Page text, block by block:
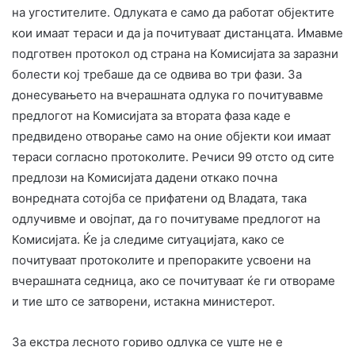
на угостителите. Одлуката е само да работат објектите
кои имаат тераси и да ја почитуваат дистанцата. Имавме
подготвен протокол од страна на Комисијата за заразни
болести кој требаше да се одвива во три фази. За
донесувањето на вчерашната одлука го почитувавме
предлогот на Комисијата за втората фаза каде е
предвидено отворање само на оние објекти кои имаат
тераси согласно протоколите. Речиси 99 отсто од сите
предлози на Комисијата дадени откако почна
вонредната сотојба се прифатени од Владата, така
одлучивме и овојпат, да го почитуваме предлогот на
Комисијата. Ќе ја следиме ситуацијата, како се
почитуваат протоколите и препораките усвоени на
вчерашната седница, ако се почитуваат ќе ги отвораме
и тие што се затворени, истакна министерот.
За екстра лесното гориво одлука се уште не е